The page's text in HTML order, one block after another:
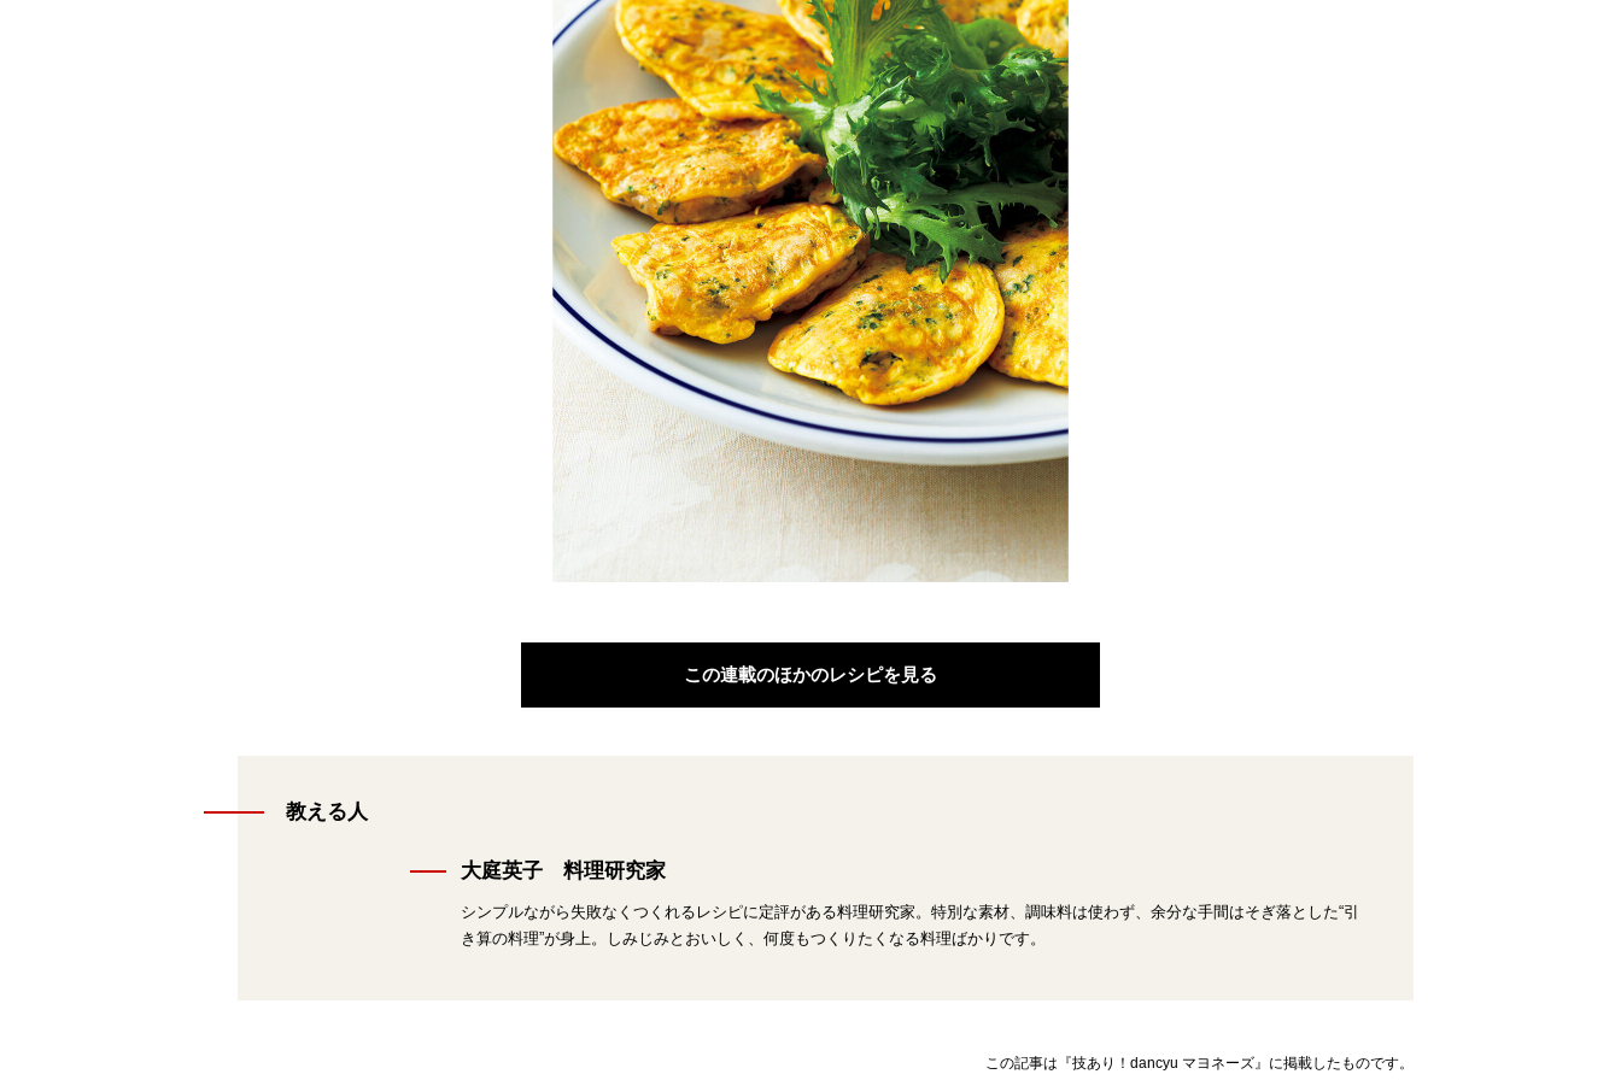
この連載のほかのレシピを見る
教える人
大庭英子 料理研究家
シンプルながら失敗なくつくれるレシピに定評がある料理研究家。特別な素材、調味料は使わず、余分な手間はそぎ落とした“引
き算の料理”が身上。しみじみとおいしく、何度もつくりたくなる料理ばかりです。
この記事は『技あり！dancyu マヨネーズ』に掲載したものです。